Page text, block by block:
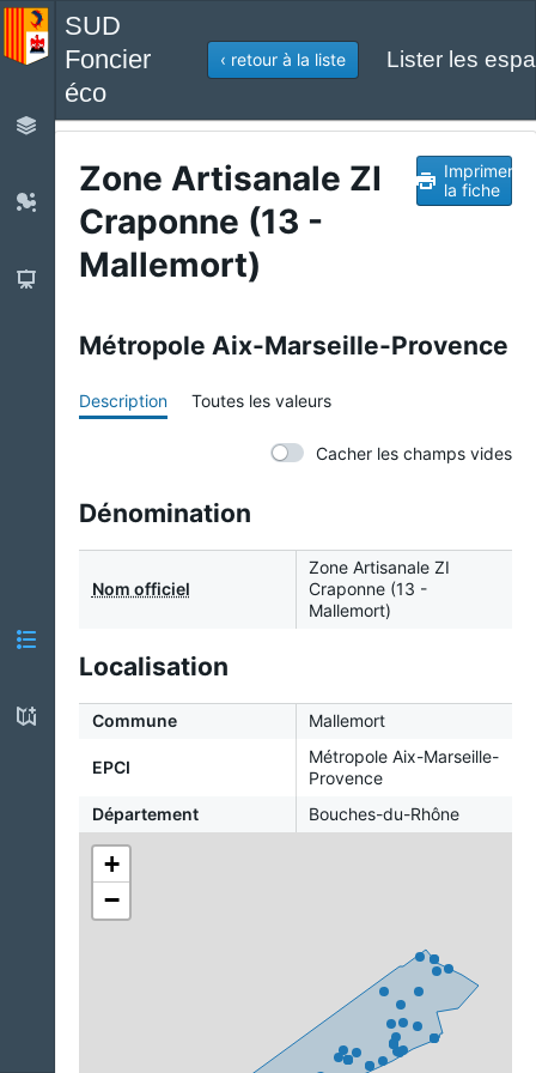
SUD
Foncier
éco
‹ retour à la liste Lister les
Zone Artisanale ZI
Craponne (13 -
Mallemort)
Imprimer
la fiche
Métropole Aix-Marseille-Provence
Description Toutes les valeurs
Cacher les champs vides
Dénomination
Nom officiel
Zone Artisanale ZI
Craponne (13 -
Mallemort)
Localisation
Commune Mallemort
EPCI
Métropole Aix-Marseille-
Provence
Département
Bouches-du-Rhône
+
−